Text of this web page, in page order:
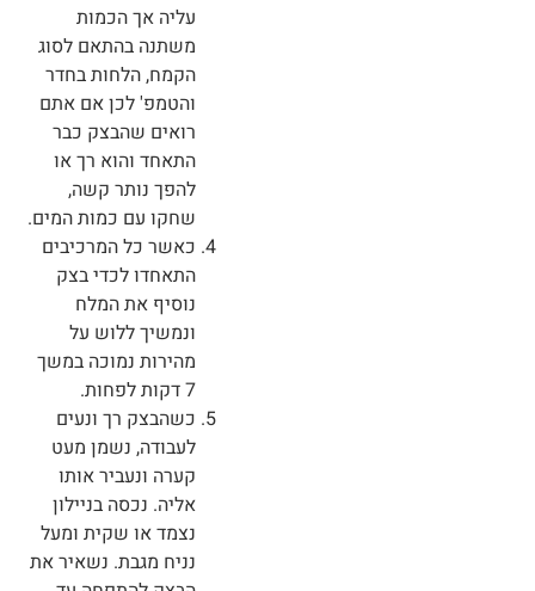
עליה אך הכמות
משתנה בהתאם לסוג
הקמח, הלחות בחדר
והטמפ' לכן אם אתם
רואים שהבצק כבר
התאחד והוא רך או
להפך נותר קשה,
שחקו עם כמות המים.
כאשר כל המרכיבים
התאחדו לכדי בצק
נוסיף את המלח
ונמשיך ללוש על
מהירות נמוכה במשך
7 דקות לפחות.
כשהבצק רך ונעים
לעבודה, נשמן מעט
קערה ונעביר אותו
אליה. נכסה בניילון
נצמד או שקית ומעל
נניח מגבת. נשאיר את